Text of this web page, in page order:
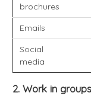
brochures
Emails
Social
media
2. Work in